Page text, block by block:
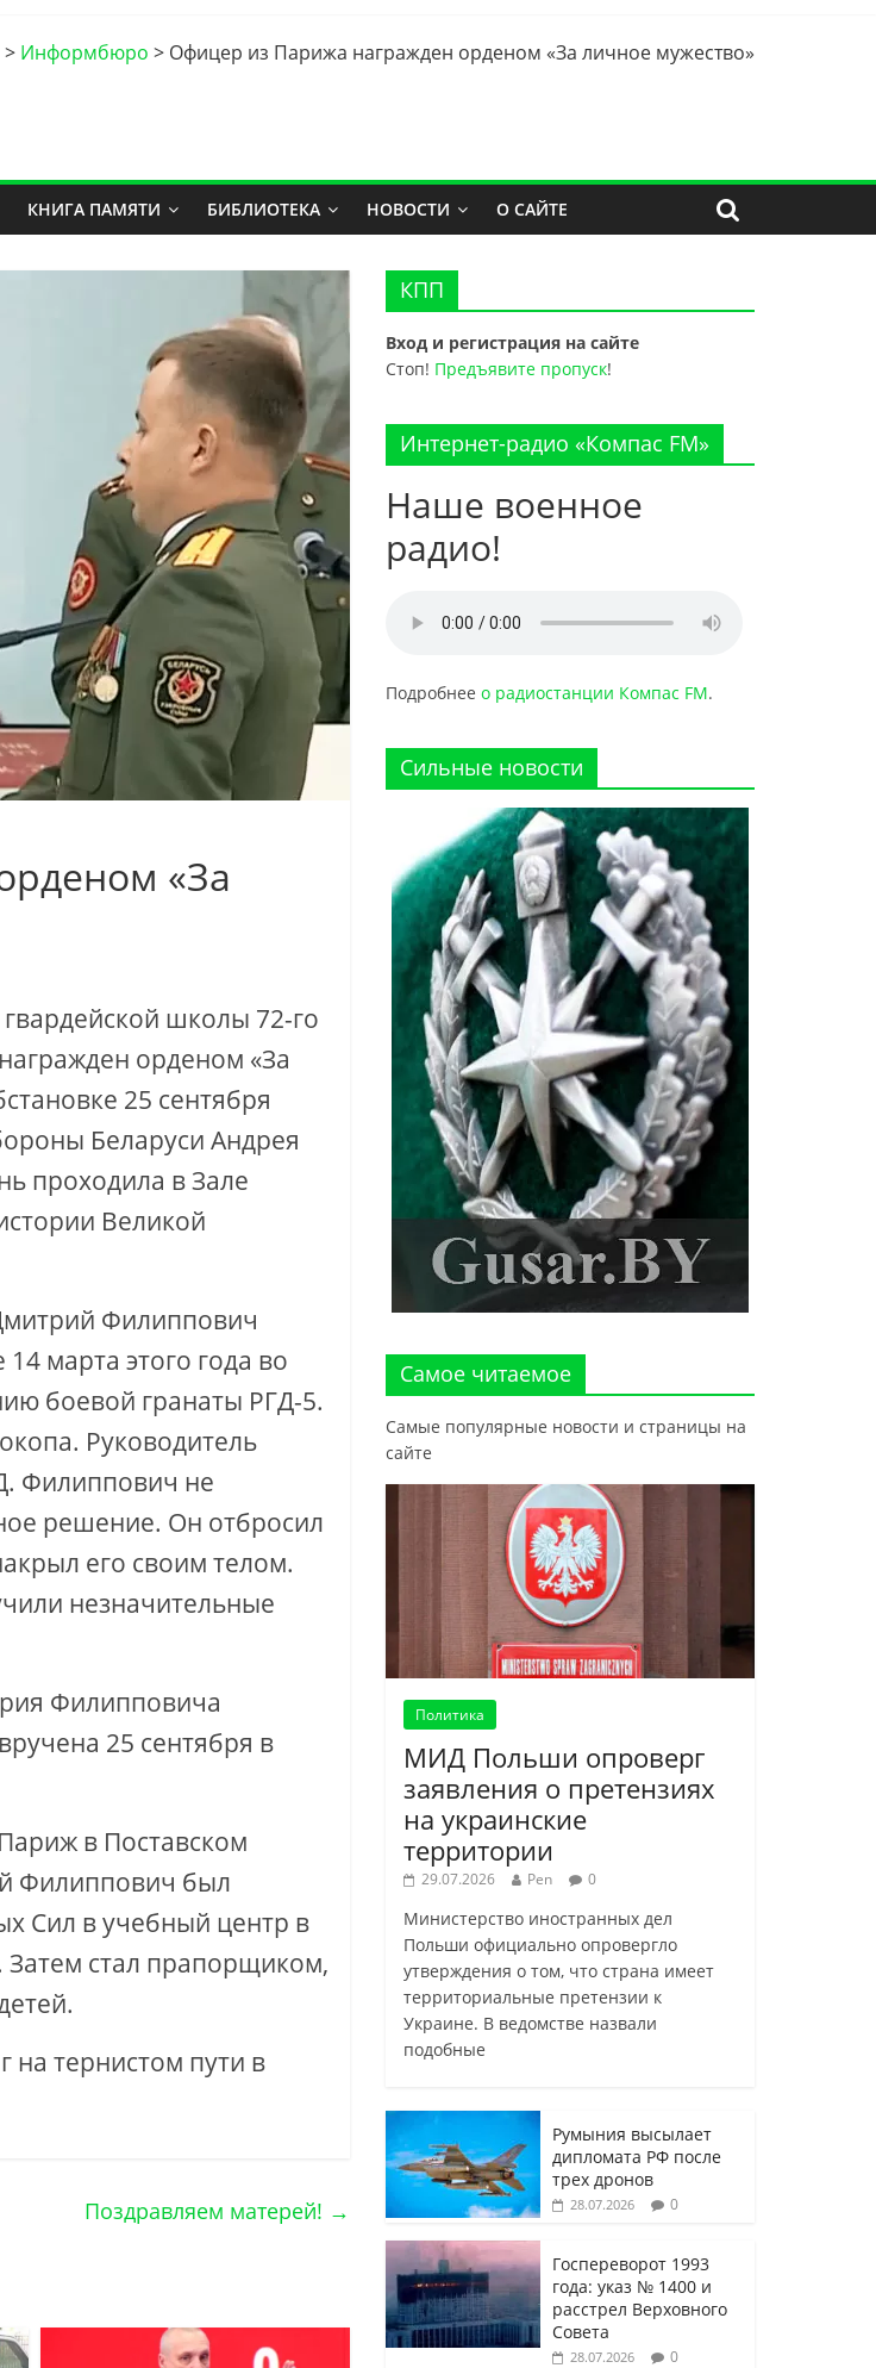
> Информбюро > Офицер из Парижа награжден орденом «За личное мужество»
КНИГА ПАМЯТИ БИБЛИОТЕКА НОВОСТИ О САЙТЕ
«За
школы 72-го
орденом «За
25 сентября
Беларуси Андрея
проходила в Зале
Великой
Филиппович
марта этого года во
боевой гранаты РГД-5.
Руководитель
Филиппович не
решение. Он отбросил
его своим телом.
незначительные
Филипповича
25 сентября в
в Поставском
Филиппович был
Сил в учебный центр в
Затем стал прапорщиком,
тернистом пути в
Поздравляем матерей! →
КПП
Вход и регистрация на сайте
Стоп! Предъявите пропуск!
Интернет-радио «Компас FM»
Наше военное
радио!
Подробнее о радиостанции Компас FM.
Сильные новости
Самое читаемое
Самые популярные новости и страницы на
сайте
Политика
МИД Польши опроверг
заявления о претензиях
на украинские
территории
29.07.2026 Pen 0
Министерство иностранных дел
Польши официально опровергло
утверждения о том, что страна имеет
территориальные претензии к
Украине. В ведомстве назвали
подобные
Румыния высылает
дипломата РФ после
трех дронов
28.07.2026 0
Госпереворот 1993
года: указ № 1400 и
расстрел Верховного
Совета
28.07.2026 0